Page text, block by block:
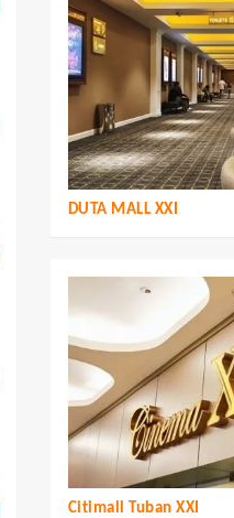
DUTA MALL XXI
Citimall Tuban XXI